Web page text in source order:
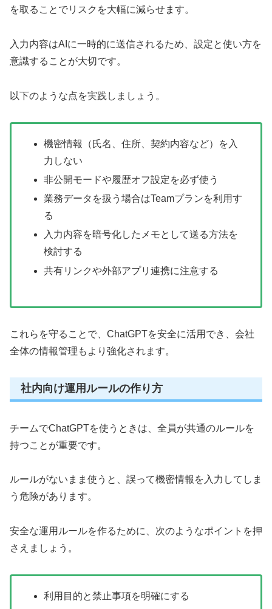
を取ることでリスクを大幅に減らせます。
入力内容はAIに一時的に送信されるため、設定と使い方を
意識することが大切です。
以下のような点を実践しましょう。
機密情報（氏名、住所、契約内容など）を入
力しない
非公開モードや履歴オフ設定を必ず使う
業務データを扱う場合はTeamプランを利用す
る
入力内容を暗号化したメモとして送る方法を
検討する
共有リンクや外部アプリ連携に注意する
これらを守ることで、ChatGPTを安全に活用でき、会社
全体の情報管理もより強化されます。
社内向け運用ルールの作り方
チームでChatGPTを使うときは、全員が共通のルールを
持つことが重要です。
ルールがないまま使うと、誤って機密情報を入力してしま
う危険があります。
安全な運用ルールを作るために、次のようなポイントを押
さえましょう。
利用目的と禁止事項を明確にする